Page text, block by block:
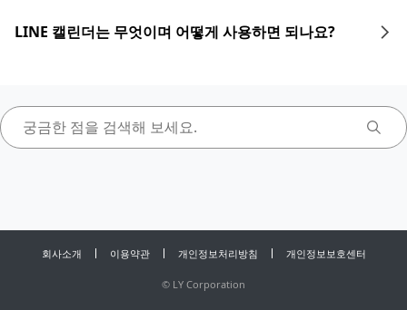
LINE 캘린더는 무엇이며 어떻게 사용하면 되나요?
회사소개 이용약관 개인정보처리방침 개인정보보호센터
© LY Corporation